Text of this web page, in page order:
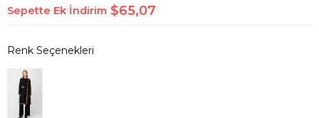
Sepette Ek İndirim $65,07